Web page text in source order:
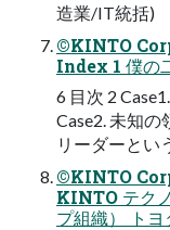
造業/IT統括)
©KINTO
Index 1 僕の
6 目次 2
Case2. 未知
リーダーとい
©KINTO
KINTO テク
プ組織） ト